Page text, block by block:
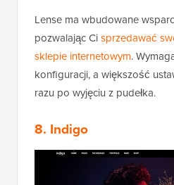
Lense ma wbudowane
pozwalając Cisprzedawać
sklepie internetowym.
konfiguracji, a większość
razu po wyjęciu z pudełka.
8. Indigo